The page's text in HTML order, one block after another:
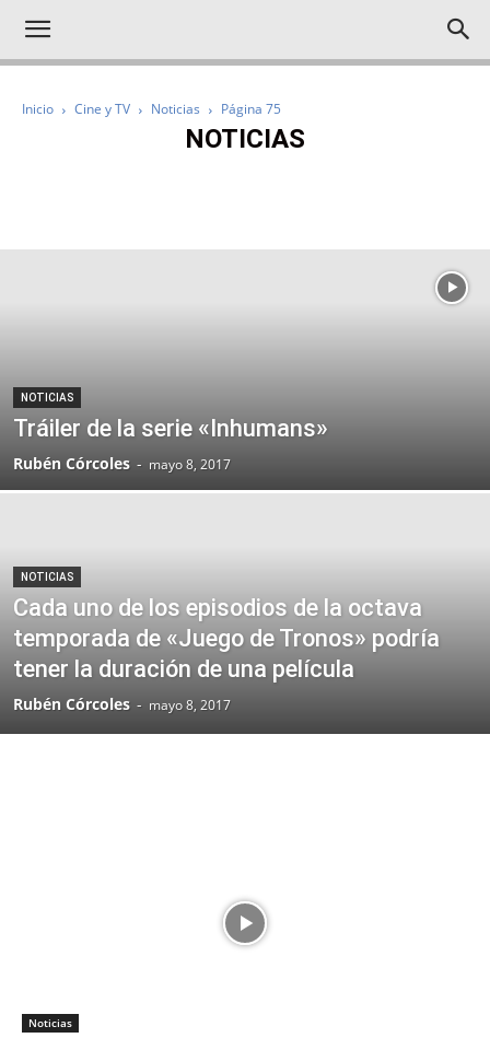
Inicio Cine y TV Noticias Página 75
NOTICIAS
NOTICIAS
Tráiler de la serie «Inhumans»
Rubén Córcoles - mayo 8, 2017
NOTICIAS
Cada uno de los episodios de la octava
temporada de «Juego de Tronos» podría
tener la duración de una película
Rubén Córcoles - mayo 8, 2017
Noticias